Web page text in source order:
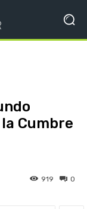
Cumbre
0
919